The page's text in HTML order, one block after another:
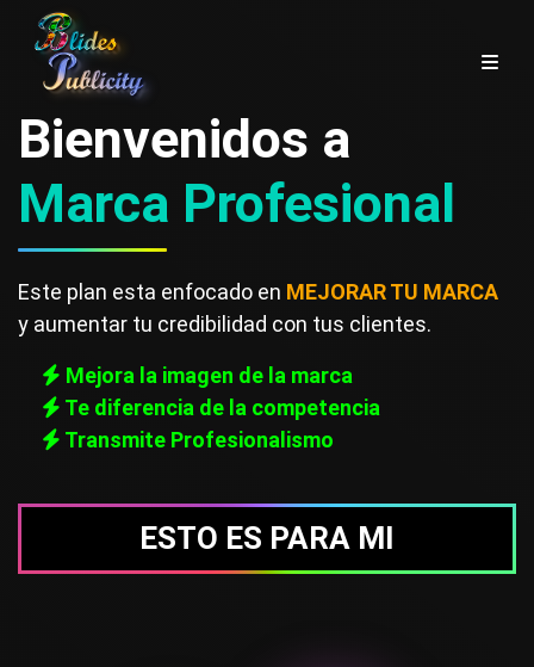
Bienvenidos a
Marca Profesional
Este plan esta enfocado en MEJORAR TU MARCA
y aumentar tu credibilidad con tus clientes.
Mejora la imagen de la marca
Te diferencia de la competencia
Transmite Profesionalismo
ESTO ES PARA MI